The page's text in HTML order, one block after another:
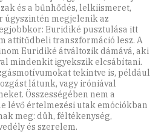
és a bűnhődés, lelkiismeret,
úgyszintén megjelenik az
Euridiké pusztulása itt
attitűdbeli transzformáció lesz. A
Euridiké átváltozik dámává, aki
mindenkit igyekszik elcsábítani.
tekintve is, például
látunk, vagy iróniával
Összességében nem a
lévő értelmezési utak emóciókban
meg: düh, féltékenység,
és szerelem.